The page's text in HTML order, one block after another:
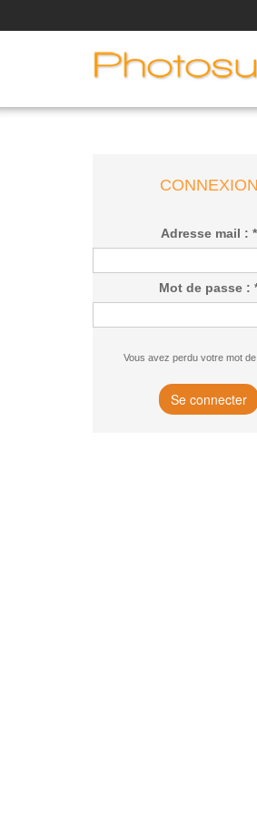
CONNEXION
Adresse mail : *
Mot de passe :
Vous avez perdu votre mot